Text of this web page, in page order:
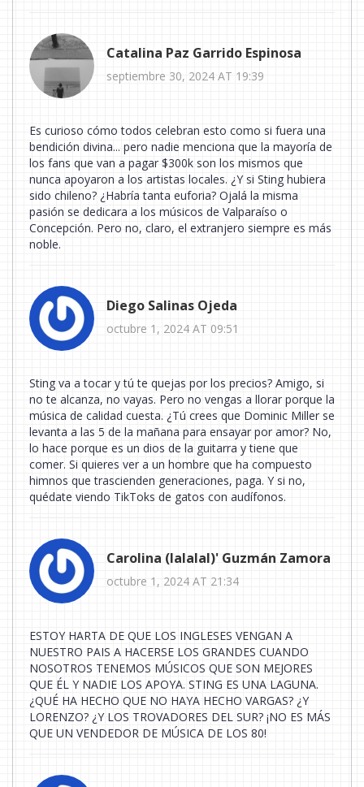
Catalina Paz Garrido Espinosa
septiembre 30, 2024 AT 19:39
Es curioso cómo todos celebran esto como si fuera una
bendición divina... pero nadie menciona que la mayoría de
los fans que van a pagar $300k son los mismos que
nunca apoyaron a los artistas locales. ¿Y si Sting hubiera
sido chileno? ¿Habría tanta euforia? Ojalá la misma
pasión se dedicara a los músicos de Valparaíso o
Concepción. Pero no, claro, el extranjero siempre es más
noble.
Diego Salinas Ojeda
octubre 1, 2024 AT 09:51
Sting va a tocar y tú te quejas por los precios? Amigo, si
no te alcanza, no vayas. Pero no vengas a llorar porque la
música de calidad cuesta. ¿Tú crees que Dominic Miller se
levanta a las 5 de la mañana para ensayar por amor? No,
lo hace porque es un dios de la guitarra y tiene que
comer. Si quieres ver a un hombre que ha compuesto
himnos que trascienden generaciones, paga. Y si no,
quédate viendo TikToks de gatos con audífonos.
Carolina (lalalal)' Guzmán Zamora
octubre 1, 2024 AT 21:34
ESTOY HARTA DE QUE LOS INGLESES VENGAN A
NUESTRO PAIS A HACERSE LOS GRANDES CUANDO
NOSOTROS TENEMOS MÚSICOS QUE SON MEJORES
QUE ÉL Y NADIE LOS APOYA. STING ES UNA LAGUNA.
¿QUÉ HA HECHO QUE NO HAYA HECHO VARGAS? ¿Y
LORENZO? ¿Y LOS TROVADORES DEL SUR? ¡NO ES MÁS
QUE UN VENDEDOR DE MÚSICA DE LOS 80!